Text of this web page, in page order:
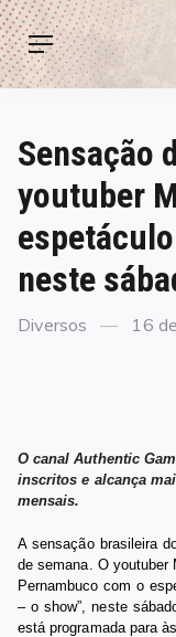
Skip
to
content
Menu
Sensação
youtuber
neste
Categories
Diversos 16
O canal Authentic
inscritos e alcança
mensais.
A sensação brasileira
de semana. O youtuber
Pernambuco com o
– o show”, neste
está programada para